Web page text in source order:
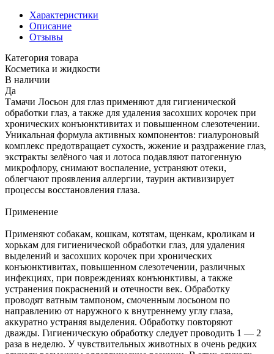
Характеристики
Описание
Отзывы
Категория товара
Косметика и жидкости
В наличии
Да
Тамачи Лосьон для глаз применяют для гигиенической
обработки глаз, а также для удаления засохших корочек при
хронических конъюнктивитах и повышенном слезотечении.
Уникальная формула активных компонентов: гиалуроновый
комплекс предотвращает сухость, жжение и раздражение глаз,
экстракты зелёного чая и лотоса подавляют патогенную
микрофлору, снимают воспаление, устраняют отеки,
облегчают проявления аллергии, таурин активизирует
процессы восстановления глаза.
Применение
Применяют собакам, кошкам, котятам, щенкам, кроликам и
хорькам для гигиенической обработки глаз, для удаления
выделений и засохших корочек при хронических
конъюнктивитах, повышенном слезотечении, различных
инфекциях, при повреждениях конъюнктивы, а также
устранения покраснений и отечности век. Обработку
проводят ватным тампоном, смоченным лосьоном по
направлению от наружного к внутреннему углу глаза,
аккуратно устраняя выделения. Обработку повторяют
дважды. Гигиеническую обработку следует проводить 1 — 2
раза в неделю. У чувствительных животных в очень редких